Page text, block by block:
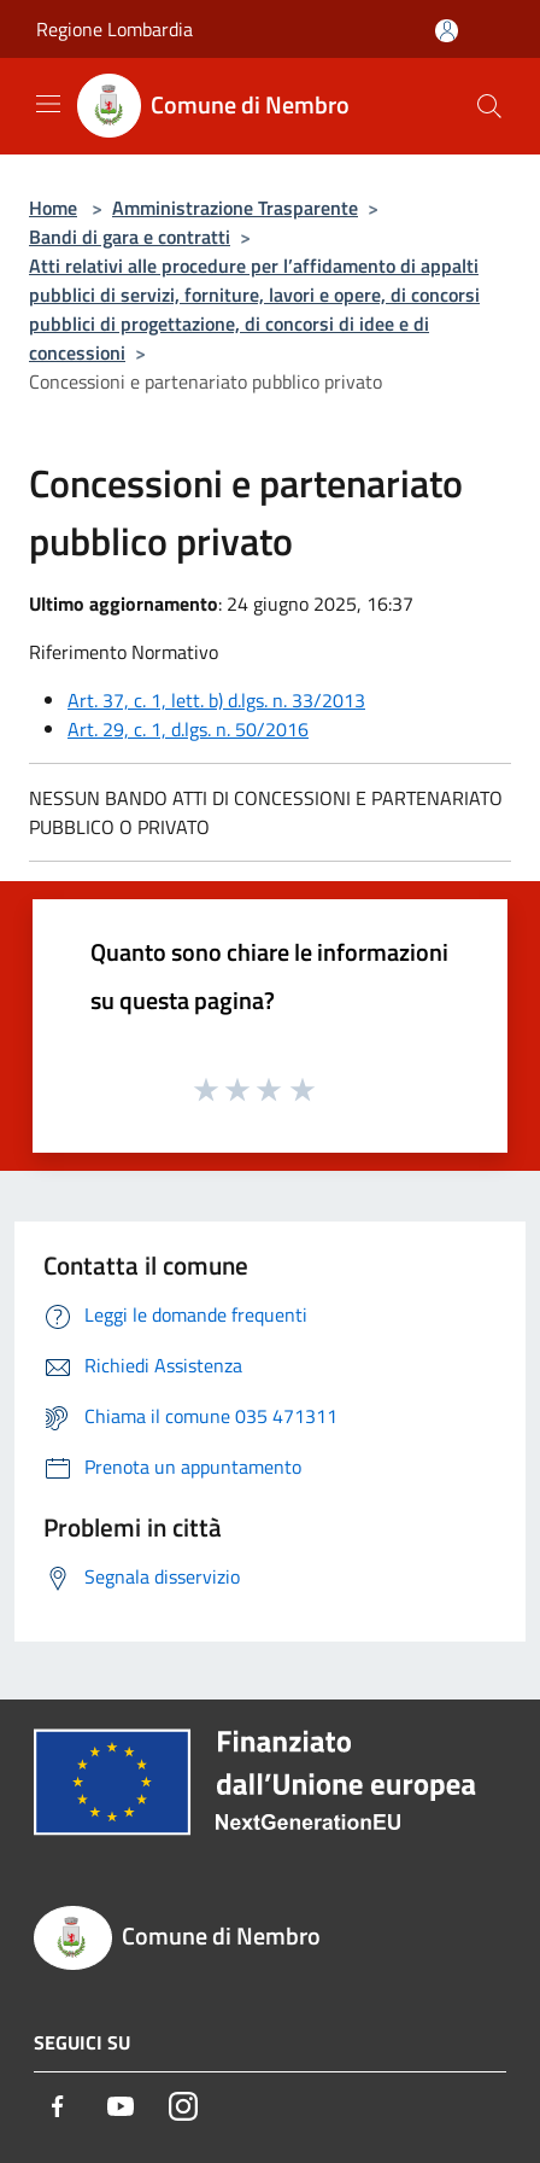
Regione Lombardia
Comune di Nembro
Home > Amministrazione Trasparente >
Bandi di gara e contratti >
Atti relativi alle procedure per l’affidamento di appalti
pubblici di servizi, forniture, lavori e opere, di concorsi
pubblici di progettazione, di concorsi di idee e di
concessioni >
Concessioni e partenariato pubblico privato
Concessioni e partenariato
pubblico privato
Ultimo aggiornamento: 24 giugno 2025, 16:37
Riferimento Normativo
Art. 37, c. 1, lett. b) d.lgs. n. 33/2013
Art. 29, c. 1, d.lgs. n. 50/2016
NESSUN BANDO ATTI DI CONCESSIONI E PARTENARIATO
PUBBLICO O PRIVATO
Quanto sono chiare le informazioni
su questa pagina?
Contatta il comune
Leggi le domande frequenti
Richiedi Assistenza
Chiama il comune 035 471311
Prenota un appuntamento
Problemi in città
Segnala disservizio
Comune di Nembro
SEGUICI SU
Facebook YoutubeInstagram